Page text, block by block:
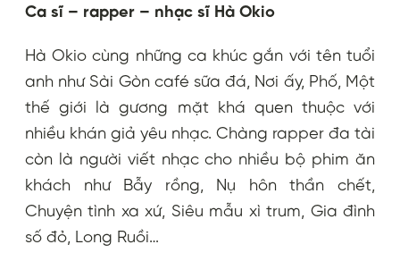
Ca sĩ – rapper – nhạc sĩ Hà Okio
Hà Okio cùng những ca khúc gắn với tên tuổi
anh như Sài Gòn café sữa đá, Nơi ấy, Phố, Một
thế giới là gương mặt khá quen thuộc với
nhiều khán giả yêu nhạc. Chàng rapper đa tài
còn là người viết nhạc cho nhiều bộ phim ăn
khách như Bẫy rồng, Nụ hôn thần chết,
Chuyện tình xa xứ, Siêu mẫu xì trum, Gia đình
số đỏ, Long Ruồi…